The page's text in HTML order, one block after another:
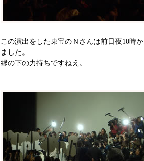
この演出をした東宝のＮさんは前日夜10時
ました。
縁の下の力持ちですねえ。